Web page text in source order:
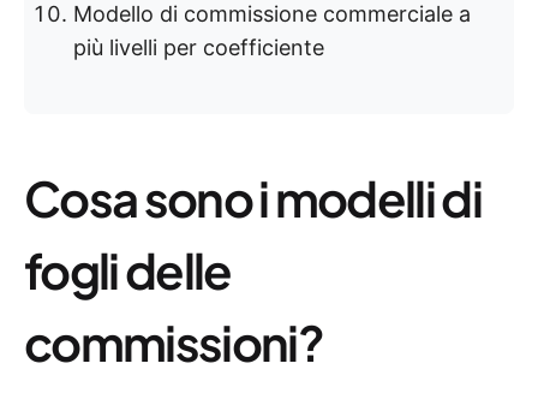
Modello di commissione commerciale a
più livelli per coefficiente
Cosa sono i modelli di
fogli delle
commissioni?